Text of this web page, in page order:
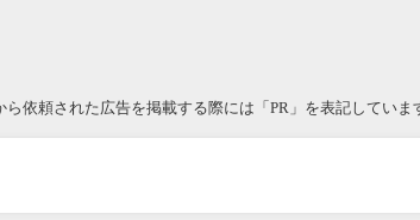
依頼された広告を掲載する際には「PR」を表記していま